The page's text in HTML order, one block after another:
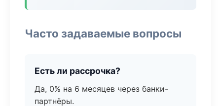
Часто задаваемые вопросы
Есть ли рассрочка?
Да, 0% на 6 месяцев через банки-
партнёры.